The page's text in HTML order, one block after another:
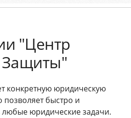
"Центр
Защиты"
конкретную юридическую
быстро и
юридические задачи.